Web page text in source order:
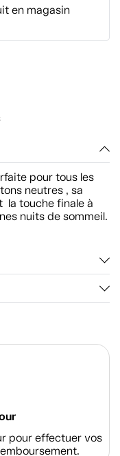
en magasin
pour tous les
neutres , sa
la touche finale à
nuits de sommeil.
pour effectuer vos